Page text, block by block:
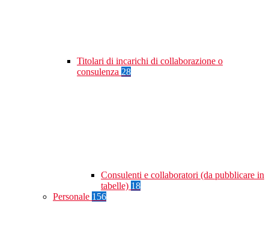
Titolari di incarichi di collaborazione o
consulenza 28
Consulenti e collaboratori (da pubblicare in
tabelle) 18
Personale 156